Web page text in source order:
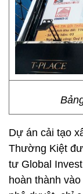
Dự án cải tạo
Thường Kiệt
tư Global
hoàn thành